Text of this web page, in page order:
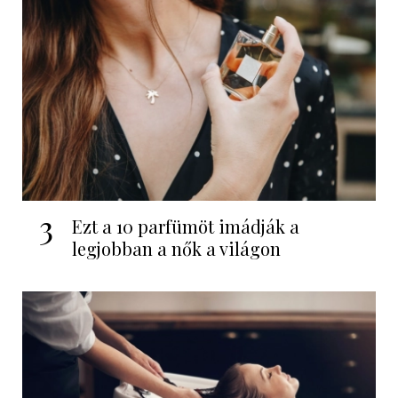
3
Ezt a 10 parfümöt imádják a
legjobban a nők a világon